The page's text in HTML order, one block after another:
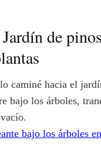
Jardín de
caminé hacia el
bajo los árboles,